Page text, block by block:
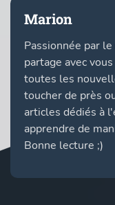
Marion
Passionnée par
partage avec
toutes les
toucher de près
articles dédiés à
apprendre de
Bonne lecture ;)